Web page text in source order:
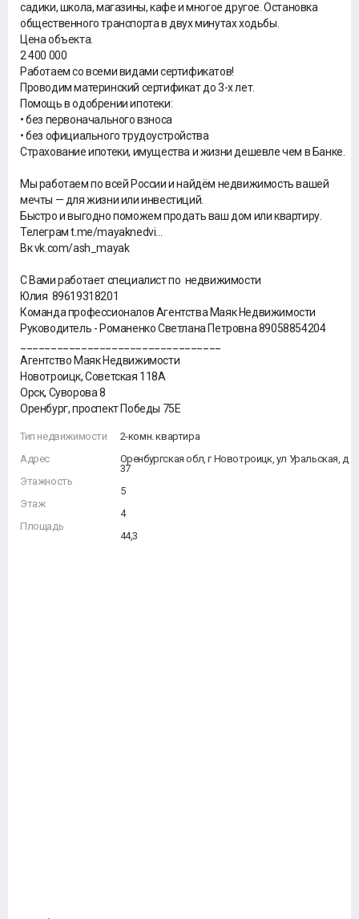
садики, школа, магазины, кафе и многое другое. Остановка
общественного транспорта в двух минутах ходьбы.
Цена объекта.
2 400 000
Работаем со всеми видами сертификатов!
Проводим материнский сертификат до 3-х лет.
Помощь в одобрении ипотеки:
• без первоначального взноса
• без официального трудоустройства
Страхование ипотеки, имущества и жизни дешевле чем в Банке.
Мы работаем по всей России и найдём недвижимость вашей
мечты — для жизни или инвестиций.
Быстро и выгодно поможем продать ваш дом или квартиру.
Телеграм t.me/mayaknedvi...
Вк vk.com/ash_mayak
С Вами работает специалист по недвижимости
Юлия 89619318201
Команда профессионалов Агентства Маяк Недвижимости
Руководитель - Романенко Светлана Петровна 89058854204
Агентство Маяк Недвижимости
Новотроицк, Советская 118А
Орск, Суворова 8
Оренбург, проспект Победы 75Е
Тип недвижимости
Адрес
Этажность
Этаж
Площадь
2-комн. квартира
Оренбургская обл, г Новотроицк, ул Уральская, д
37
5
4
44,3